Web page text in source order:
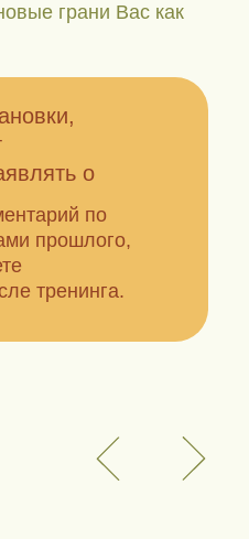
о
по
прошлого,
тренинга.
грани Вас как